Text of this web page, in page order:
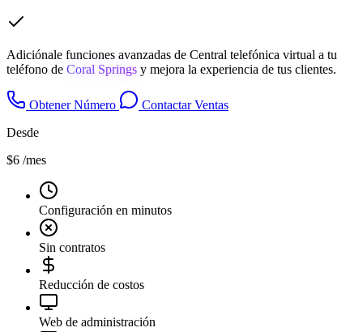
Adiciónale funciones avanzadas de Central telefónica virtual a tu
teléfono de Coral Springs y mejora la experiencia de tus clientes.
Obtener Número
Contactar Ventas
Desde
$6 /mes
Configuración en minutos
Sin contratos
Reducción de costos
Web de administración